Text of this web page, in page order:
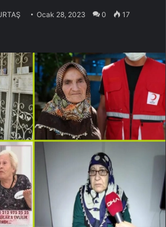
Ocak 28, 2023 0 17